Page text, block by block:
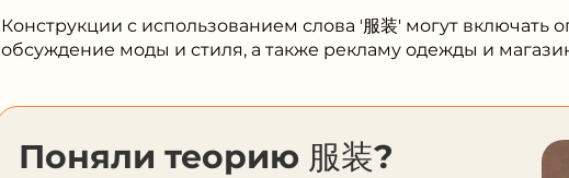
Конструкции с использованием слова '服装' могут включать
обсуждение моды и стиля, а также рекламу одежды и
Поняли теорию 服装?